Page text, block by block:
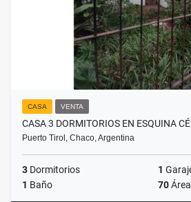
CASA VENTA
CASA 3 DORMITORIOS EN ESQUINA
Puerto Tirol, Chaco, Argentina
3 Dormitorios 1
1 Baño 70